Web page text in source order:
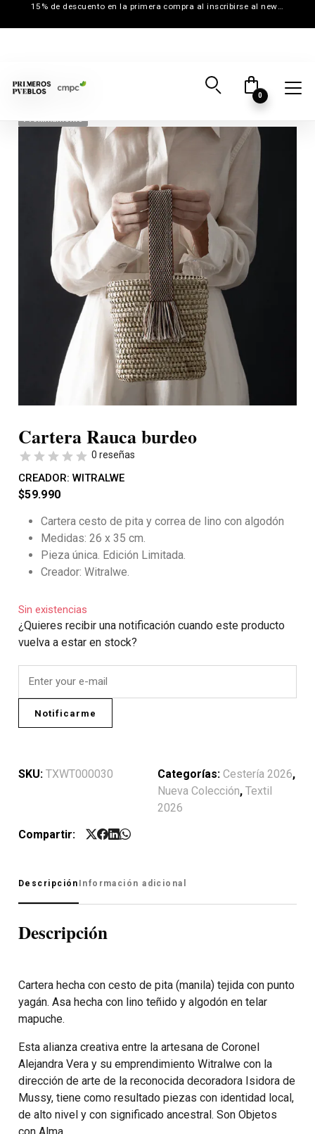
15% de descuento en la primera compra al inscribirse al newsletter
0
Próximamente
Cartera Rauca burdeo
0 reseñas
CREADOR: WITRALWE
$59.990
Cartera cesto de pita y correa de lino con algodón
Medidas: 26 x 35 cm.
Pieza única. Edición Limitada.
Creador: Witralwe.
Sin existencias
¿Quieres recibir una notificación cuando este producto
vuelva a estar en stock?
Notificarme
SKU: TXWT000030 Categorías: Cestería 2026,
Nueva Colección, Textil
2026
Compartir:
Descripción Información adicional
Descripción
Cartera hecha con cesto de pita (manila) tejida con punto
yagán. Asa hecha con lino teñido y algodón en telar
mapuche.
Esta alianza creativa entre la artesana de Coronel
Alejandra Vera y su emprendimiento Witralwe con la
dirección de arte de la reconocida decoradora Isidora de
Mussy, tiene como resultado piezas con identidad local,
de alto nivel y con significado ancestral. Son Objetos